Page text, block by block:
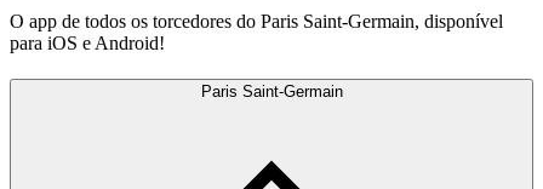
O app de todos os torcedores do Paris Saint-Germain, disponível
para iOS e Android!
Paris Saint-Germain